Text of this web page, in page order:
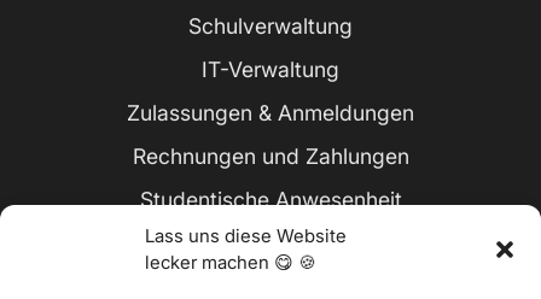
Lass uns diese Website
lecker machen 😋 🍪
Schulverwaltung
IT-Verwaltung
Zulassungen & Anmeldungen
Rechnungen und Zahlungen
Studentische Anwesenheit
Notenbuch & Beurteilungen